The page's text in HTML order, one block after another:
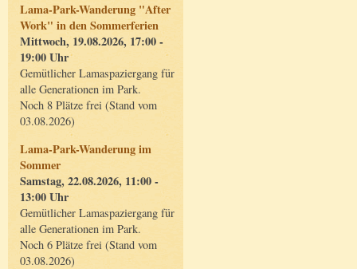
Lama-Park-Wanderung "After
Work" in den Sommerferien
Mittwoch, 19.08.2026, 17:00 -
19:00 Uhr
Gemütlicher Lamaspaziergang für
alle Generationen im Park.
Noch 8 Plätze frei (Stand vom
03.08.2026)
Lama-Park-Wanderung im
Sommer
Samstag, 22.08.2026, 11:00 -
13:00 Uhr
Gemütlicher Lamaspaziergang für
alle Generationen im Park.
Noch 6 Plätze frei (Stand vom
03.08.2026)